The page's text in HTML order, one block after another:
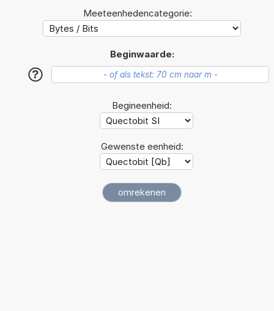
Meeteenhedencategorie:
Beginwaarde:
?
Begineenheid:
Gewenste eenheid: